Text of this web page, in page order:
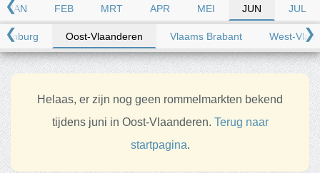
❮
JAN FEB MRT APR MEI JUN JUL
❮ ❯
Limburg Oost-Vlaanderen Vlaams Brabant West-
Helaas, er zijn nog geen rommelmarkten bekend
tijdens juni in Oost-Vlaanderen. Terug naar
startpagina.